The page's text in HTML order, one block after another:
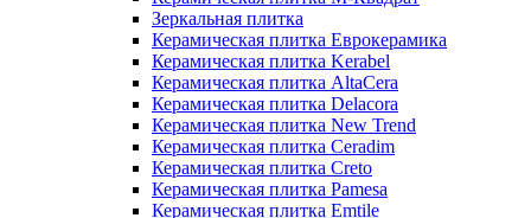
Зеркальная плитка
Керамическая плитка Еврокерамика
Керамическая плитка Kerabel
Керамическая плитка AltaCera
Керамическая плитка Delacora
Керамическая плитка New Trend
Керамическая плитка Ceradim
Керамическая плитка Creto
Керамическая плитка Pamesa
Керамическая плитка Emtile